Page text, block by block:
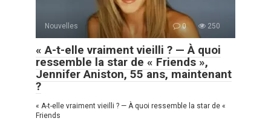
Nouvelles 0 250
« A-t-elle vraiment vieilli ? — À quoi
ressemble la star de « Friends »,
Jennifer Aniston, 55 ans, maintenant
?
« A-t-elle vraiment vieilli ? — À quoi ressemble la star de «
Friends